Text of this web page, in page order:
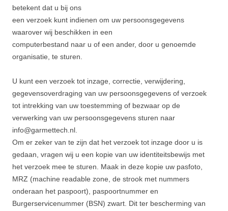
betekent dat u bij ons
een verzoek kunt indienen om uw persoonsgegevens
waarover wij beschikken in een
computerbestand naar u of een ander, door u genoemde
organisatie, te sturen.
U kunt een verzoek tot inzage, correctie, verwijdering,
gegevensoverdraging van uw persoonsgegevens of verzoek
tot intrekking van uw toestemming of bezwaar op de
verwerking van uw persoonsgegevens sturen naar
info@garmettech.nl.
Om er zeker van te zijn dat het verzoek tot inzage door u is
gedaan, vragen wij u een kopie van uw identiteitsbewijs met
het verzoek mee te sturen. Maak in deze kopie uw pasfoto,
MRZ (machine readable zone, de strook met nummers
onderaan het paspoort), paspoortnummer en
Burgerservicenummer (BSN) zwart. Dit ter bescherming van